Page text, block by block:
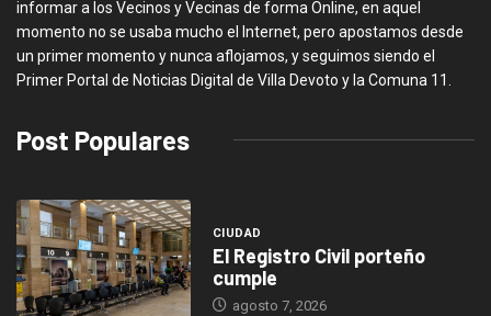
informar a los Vecinos y Vecinas de forma Online, en aquel
momento no se usaba mucho el Internet, pero apostamos desde
un primer momento y nunca aflojamos, y seguimos siendo el
Primer Portal de Noticias Digital de Villa Devoto y la Comuna 11.
Post Populares
CIUDAD
El Registro Civil porteño
cumple
agosto 7, 2026